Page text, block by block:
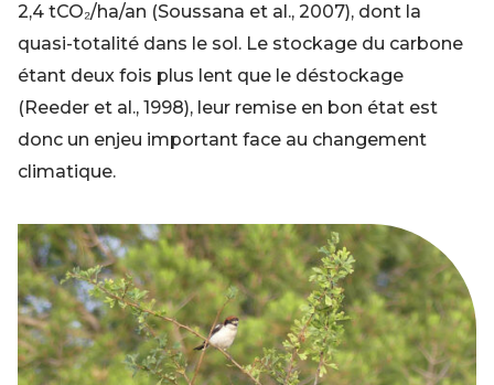
2,4 tCO₂/ha/an (Soussana et al., 2007), dont la
quasi-totalité dans le sol. Le stockage du carbone
étant deux fois plus lent que le déstockage
(Reeder et al., 1998), leur remise en bon état est
donc un enjeu important face au changement
climatique.